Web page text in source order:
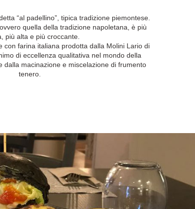
“al padellino”, tipica tradizione piemontese.
quella della tradizione napoletana, è più
più alta e più croccante.
con farina italiana prodotta dalla Molini Lario di
di eccellenza qualitativa nel mondo della
dalla macinazione e miscelazione di frumento
tenero.